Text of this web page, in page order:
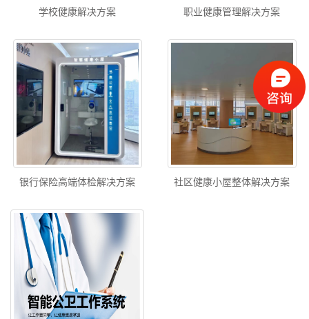
学校健康解决方案 职业健康管理解决方案
银行保险高端体检解决方案 社区健康小屋整体解决方案